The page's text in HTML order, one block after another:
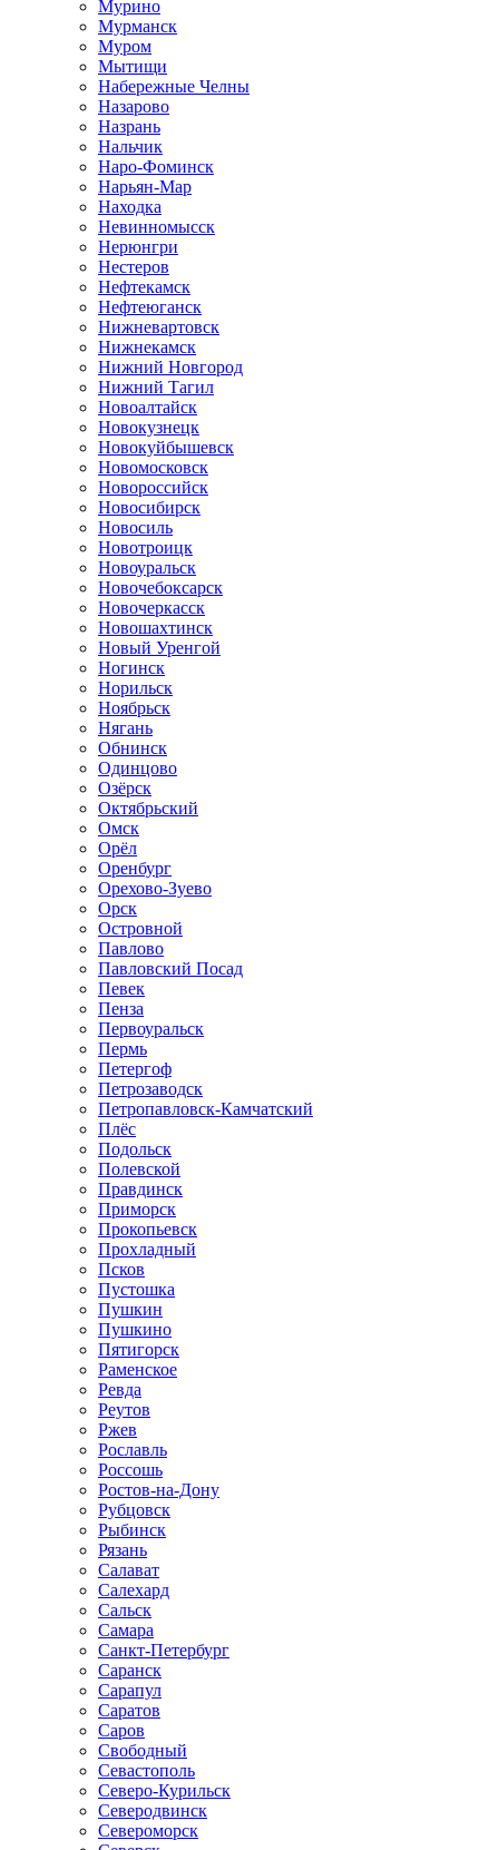
Мурино
Мурманск
Муром
Мытищи
Набережные Челны
Назарово
Назрань
Нальчик
Наро-Фоминск
Нарьян-Мар
Находка
Невинномысск
Нерюнгри
Нестеров
Нефтекамск
Нефтеюганск
Нижневартовск
Нижнекамск
Нижний Новгород
Нижний Тагил
Новоалтайск
Новокузнецк
Новокуйбышевск
Новомосковск
Новороссийск
Новосибирск
Новосиль
Новотроицк
Новоуральск
Новочебоксарск
Новочеркасск
Новошахтинск
Новый Уренгой
Ногинск
Норильск
Ноябрьск
Нягань
Обнинск
Одинцово
Озёрск
Октябрьский
Омск
Орёл
Оренбург
Орехово-Зуево
Орск
Островной
Павлово
Павловский Посад
Певек
Пенза
Первоуральск
Пермь
Петергоф
Петрозаводск
Петропавловск-Камчатский
Плёс
Подольск
Полевской
Правдинск
Приморск
Прокопьевск
Прохладный
Псков
Пустошка
Пушкин
Пушкино
Пятигорск
Раменское
Ревда
Реутов
Ржев
Рославль
Россошь
Ростов-на-Дону
Рубцовск
Рыбинск
Рязань
Салават
Салехард
Сальск
Самара
Санкт-Петербург
Саранск
Сарапул
Саратов
Саров
Свободный
Севастополь
Северо-Курильск
Северодвинск
Североморск